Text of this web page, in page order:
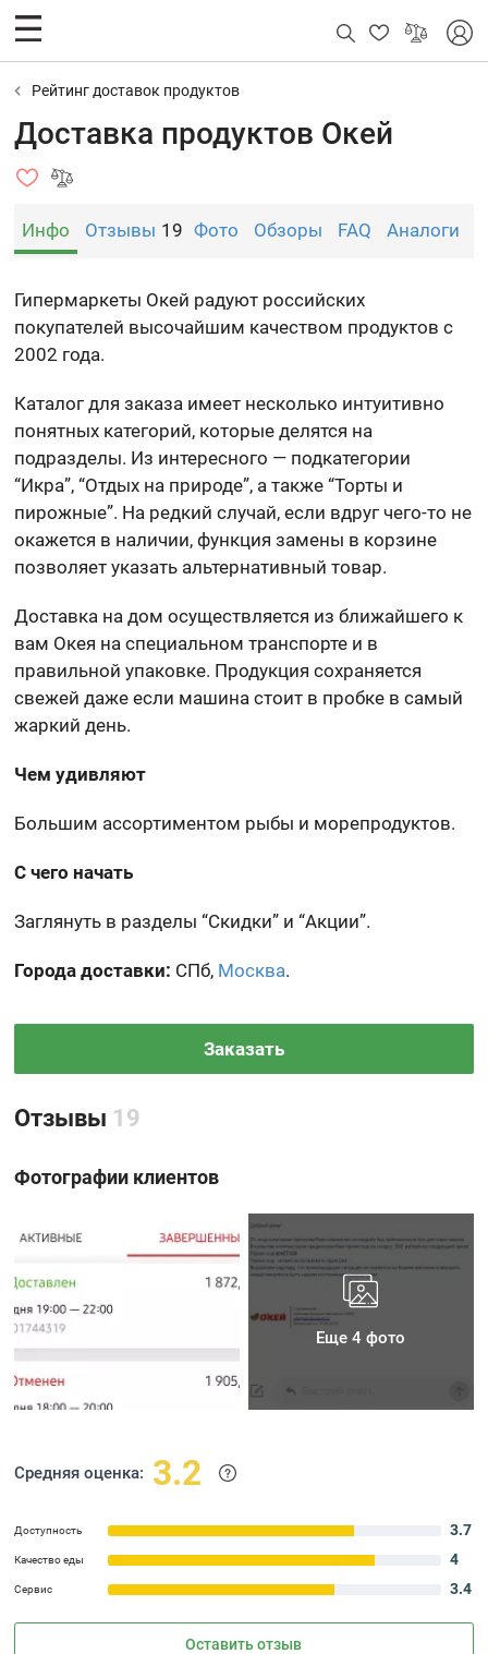
Рейтинг доставок продуктов
Доставка продуктов Окей
Инфо Отзывы 19 Фото Обзоры FAQ Аналоги
Гипермаркеты Окей радуют российских
покупателей высочайшим качеством продуктов с
2002 года.
Каталог для заказа имеет несколько интуитивно
понятных категорий, которые делятся на
подразделы. Из интересного — подкатегории
“Икра”, “Отдых на природе”, а также “Торты и
пирожные”. На редкий случай, если вдруг чего-то не
окажется в наличии, функция замены в корзине
позволяет указать альтернативный товар.
Доставка на дом осуществляется из ближайшего к
вам Окея на специальном транспорте и в
правильной упаковке. Продукция сохраняется
свежей даже если машина стоит в пробке в самый
жаркий день.
Чем удивляют
Большим ассортиментом рыбы и морепродуктов.
С чего начать
Заглянуть в разделы “Скидки” и “Акции”.
Города доставки: СПб, Москва.
Заказать
Отзывы 19
Фотографии клиентов
Еще 4 фото
Средняя оценка: 3.2
Доступность 3.7
Качество еды 4
Сервис 3.4
Оставить отзыв